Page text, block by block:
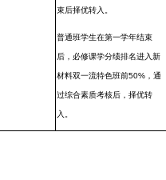
束后择优转入。
普通班学生在第一学年结束
后，必修课学分绩排名进入新
材料双一流特色班前50%，通
过综合素质考核后，择优转
入。